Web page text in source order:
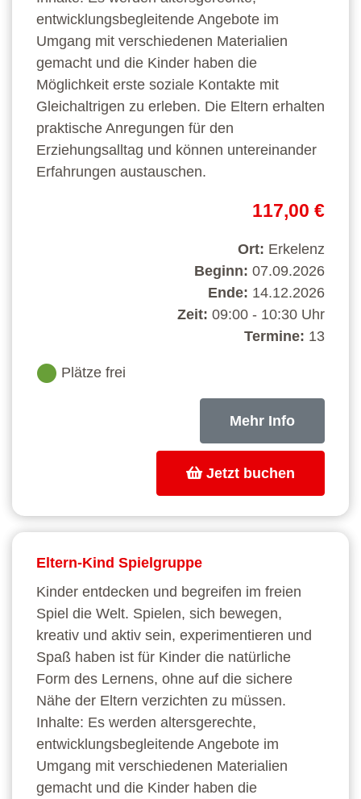
entwicklungsbegleitende Angebote im
Umgang mit verschiedenen Materialien
gemacht und die Kinder haben die
Möglichkeit erste soziale Kontakte mit
Gleichaltrigen zu erleben. Die Eltern erhalten
praktische Anregungen für den
Erziehungsalltag und können untereinander
Erfahrungen austauschen.
117,00 €
Ort: Erkelenz
Beginn: 07.09.2026
Ende: 14.12.2026
Zeit: 09:00 - 10:30 Uhr
Termine: 13
Plätze frei
Mehr Info
Jetzt buchen
Eltern-Kind Spielgruppe
Kinder entdecken und begreifen im freien
Spiel die Welt. Spielen, sich bewegen,
kreativ und aktiv sein, experimentieren und
Spaß haben ist für Kinder die natürliche
Form des Lernens, ohne auf die sichere
Nähe der Eltern verzichten zu müssen.
Inhalte: Es werden altersgerechte,
entwicklungsbegleitende Angebote im
Umgang mit verschiedenen Materialien
gemacht und die Kinder haben die